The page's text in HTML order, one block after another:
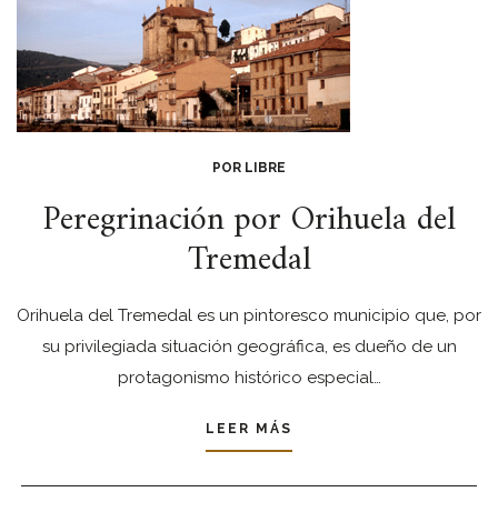
POR LIBRE
Peregrinación por Orihuela del
Tremedal
Orihuela del Tremedal es un pintoresco municipio que, por
su privilegiada situación geográfica, es dueño de un
protagonismo histórico especial…
LEER MÁS